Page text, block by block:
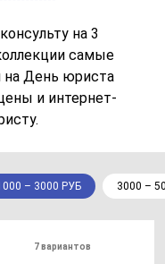
на 3
самые
на День юриста
и интернет-
– 3000 РУБ 3000 –
7 вариантов